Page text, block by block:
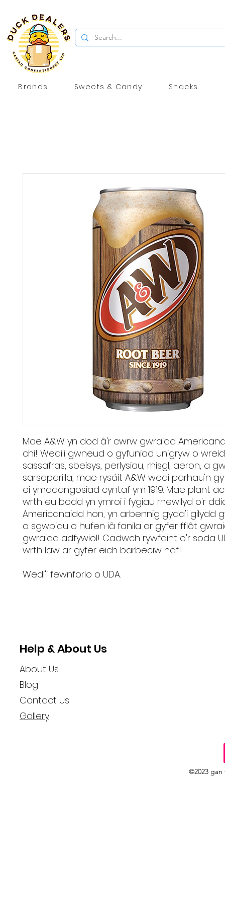
Brands Sweets & Candy Snacks
Mae A&W yn dod â'r cwrw gwraidd
chi! Wedi'i gwneud o gyfuniad unigryw o
sassafras, sbeisys, perlysiau, rhisgl, aeron, a
sarsaparilla, mae rysáit A&W wedi parhau'n
ei ymddangosiad cyntaf ym 1919. Mae plant
wrth eu bodd yn ymroi i fygiau rhewllyd o'r
Americanaidd hon, yn arbennig gyda'i gilydd
o sgwpiau o hufen iâ fanila ar gyfer fflôt
gwraidd adfywiol! Cadwch rywfaint o'r soda
wrth law ar gyfer eich barbeciw haf!
Wedi'i fewnforio o UDA.
Help & About Us
About Us
Blog
Contact Us
Gallery
©2023 gan